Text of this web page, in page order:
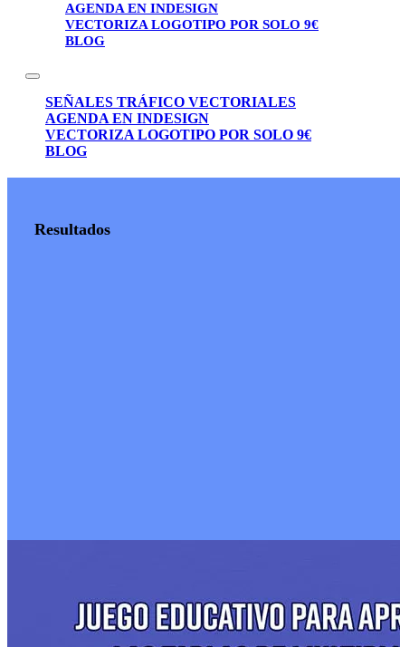
AGENDA EN INDESIGN
VECTORIZA LOGOTIPO POR SOLO 9€
BLOG
SEÑALES TRÁFICO VECTORIALES
AGENDA EN INDESIGN
VECTORIZA LOGOTIPO POR SOLO 9€
BLOG
Resultados